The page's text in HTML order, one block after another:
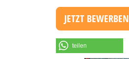
JETZT BEWERBEN
teilen